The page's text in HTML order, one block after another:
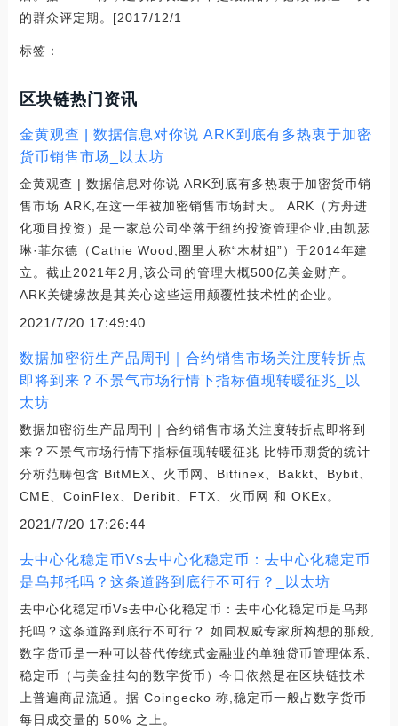
的群众评定期。[2017/12/1
标签：
区块链热门资讯
金黄观查 | 数据信息对你说 ARK到底有多热衷于加密
货币销售市场_以太坊
金黄观查 | 数据信息对你说 ARK到底有多热衷于加密货币销
售市场 ARK,在这一年被加密销售市场封天。 ARK（方舟进
化项目投资）是一家总公司坐落于纽约投资管理企业,由凯瑟
琳·菲尔德（Cathie Wood,圈里人称“木材姐”）于2014年建
立。截止2021年2月,该公司的管理大概500亿美金财产。
ARK关键缘故是其关心这些运用颠覆性技术性的企业。
2021/7/20 17:49:40
数据加密衍生产品周刊｜合约销售市场关注度转折点
即将到来？不景气市场行情下指标值现转暖征兆_以
太坊
数据加密衍生产品周刊｜合约销售市场关注度转折点即将到
来？不景气市场行情下指标值现转暖征兆 比特币期货的统计
分析范畴包含 BitMEX、火币网、Bitfinex、Bakkt、Bybit、
CME、CoinFlex、Deribit、FTX、火币网 和 OKEx。
2021/7/20 17:26:44
去中心化稳定币Vs去中心化稳定币：去中心化稳定币
是乌邦托吗？这条道路到底行不可行？_以太坊
去中心化稳定币Vs去中心化稳定币：去中心化稳定币是乌邦
托吗？这条道路到底行不可行？ 如同权威专家所构想的那般,
数字货币是一种可以替代传统式金融业的单独贷币管理体系,
稳定币（与美金挂勾的数字货币）今日依然是在区块链技术
上普遍商品流通。据 Coingecko 称,稳定币一般占数字货币
每日成交量的 50% 之上。